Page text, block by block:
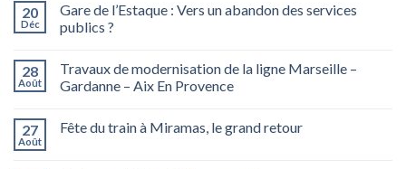
20
Déc
Gare de l’Estaque : Vers un abandon des services
publics ?
28
Août
Travaux de modernisation de la ligne Marseille –
Gardanne – Aix En Provence
27
Août
Fête du train à Miramas, le grand retour